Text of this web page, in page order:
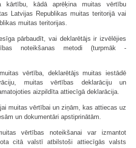
kārtību, kādā aprēķina muitas vērtību
Latvijas Republikas muitas teritorijā vai
muitas teritorijas.
pārbaudīt, vai deklarētājs ir izvēlējies
noteikšanas metodi (turpmāk -
vērtība, deklarētājs muitas iestādē
muitas vērtības deklarāciju un
aizpildīta attiecīgā deklarācija.
muitas vērtībai un ziņām, kas attiecas uz
un dokumentāri apstiprinātām.
vērtības noteikšanai var izmantot
citā valstī atbilstoši attiecīgās valsts